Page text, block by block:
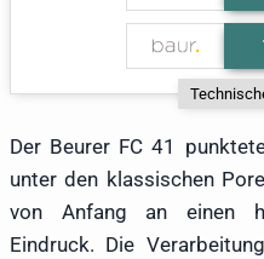
Der Beurer FC 41
unter den klassischen
von Anfang an einen
Eindruck. Die